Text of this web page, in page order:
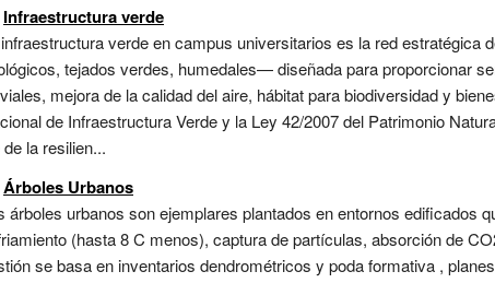
Infraestructura verde
verde en campus universitarios es la red
tejados verdes, humedales— diseñada para proporcionar
mejora de la calidad del aire, hábitat para biodiversidad y
de Infraestructura Verde y la Ley 42/2007 del Patrimonio
de la resilien...
Árboles Urbanos
árboles urbanos son ejemplares plantados en entornos
(hasta 8 C menos), captura de partículas, absorción de
se basa en inventarios dendrométricos y poda formativa ,